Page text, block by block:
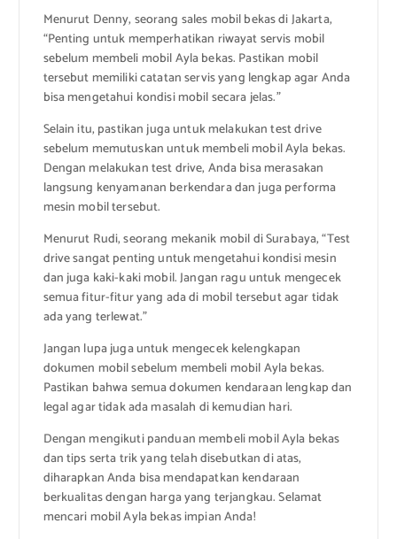
Menurut Denny, seorang sales mobil bekas di Jakarta,
“Penting untuk memperhatikan riwayat servis mobil
sebelum membeli mobil Ayla bekas. Pastikan mobil
tersebut memiliki catatan servis yang lengkap agar Anda
bisa mengetahui kondisi mobil secara jelas.”
Selain itu, pastikan juga untuk melakukan test drive
sebelum memutuskan untuk membeli mobil Ayla bekas.
Dengan melakukan test drive, Anda bisa merasakan
langsung kenyamanan berkendara dan juga performa
mesin mobil tersebut.
Menurut Rudi, seorang mekanik mobil di Surabaya, “Test
drive sangat penting untuk mengetahui kondisi mesin
dan juga kaki-kaki mobil. Jangan ragu untuk mengecek
semua fitur-fitur yang ada di mobil tersebut agar tidak
ada yang terlewat.”
Jangan lupa juga untuk mengecek kelengkapan
dokumen mobil sebelum membeli mobil Ayla bekas.
Pastikan bahwa semua dokumen kendaraan lengkap dan
legal agar tidak ada masalah di kemudian hari.
Dengan mengikuti panduan membeli mobil Ayla bekas
dan tips serta trik yang telah disebutkan di atas,
diharapkan Anda bisa mendapatkan kendaraan
berkualitas dengan harga yang terjangkau. Selamat
mencari mobil Ayla bekas impian Anda!